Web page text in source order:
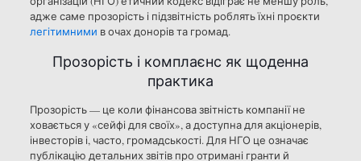
адже саме прозорість і підзвітність роблять їхні проєкти
легітимними в очах донорів та громад.
Прозорість і комплаєнс як щоденна
практика
Прозорість — це коли фінансова звітність компанії не
ховається у «сейфі для своїх», а доступна для акціонерів,
інвесторів і, часто, громадськості. Для НГО це означає
публікацію детальних звітів про отримані гранти й